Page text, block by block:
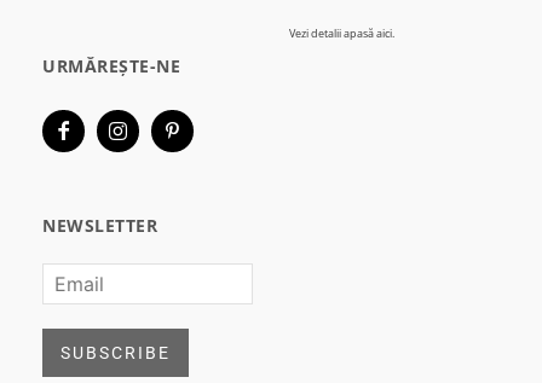
URMĂREȘTE-NE
NEWSLETTER
Vezi detaliiapasă aici.